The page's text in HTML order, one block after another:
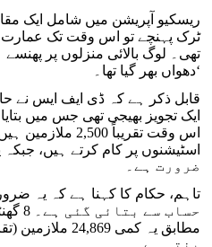
ریسکیو آپریشن میں شامل ایک
ٹرک پہنچے تو اس وقت تک
تھی۔ لوگ بالائی منزلوں پر
دھواں بھر گیا تھا۔‘
قابل ذکر ہے کہ ڈی ایف ایس نے
ایک تجویز بھیجی تھی جس میں
ضرورت ہے۔
حساب
بنتی ہے۔